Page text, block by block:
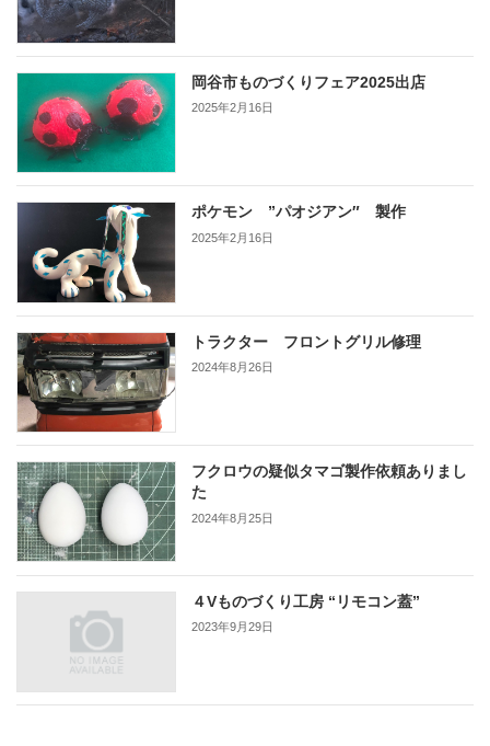
岡谷市ものづくりフェア2025出店
2025年2月16日
ポケモン ”パオジアン″ 製作
2025年2月16日
トラクター フロントグリル修理
2024年8月26日
フクロウの疑似タマゴ製作依頼ありまし
た
2024年8月25日
４Vものづくり工房 “リモコン蓋”
2023年9月29日